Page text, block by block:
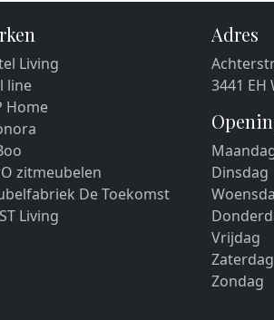
Living
line
Home
zitmeubelen
De Toekomst
Living
Adres
3441 EH
Dinsdag
Vrijdag
Zaterdag
Zondag